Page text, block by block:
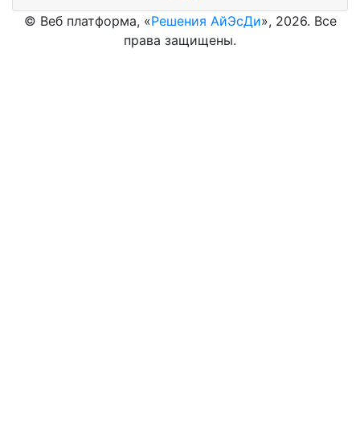
© Веб платформа, «Решения АйЭсДи», 2026. Все
права защищены.